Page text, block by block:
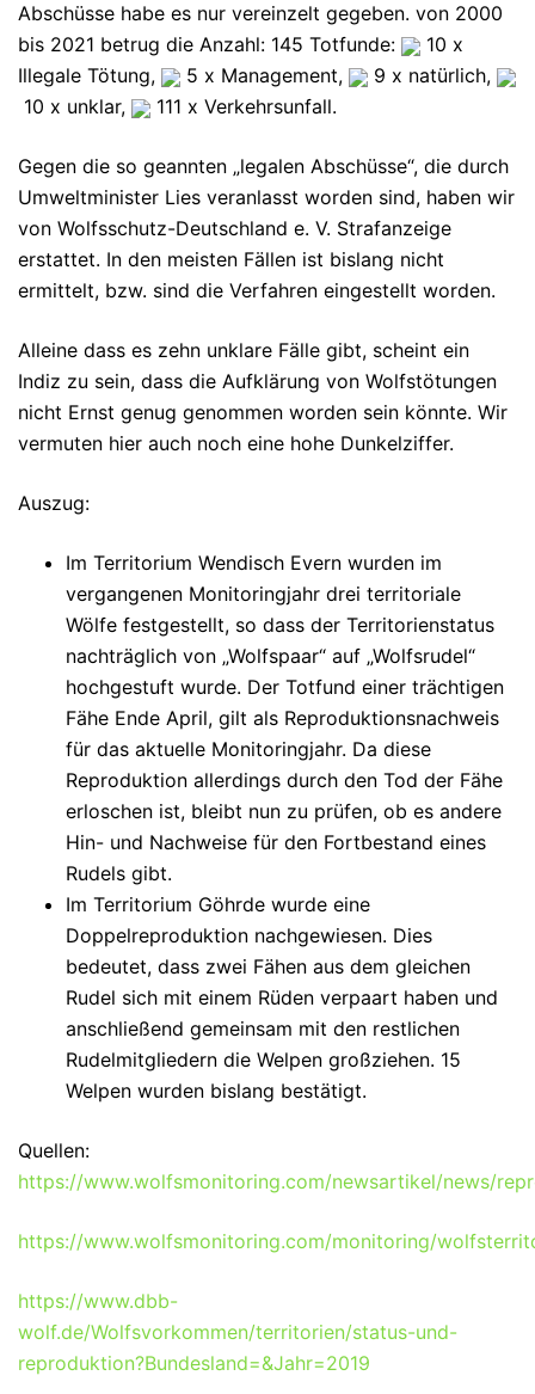
Abschüsse habe es nur vereinzelt gegeben. von 2000
bis 2021 betrug die Anzahl: 145 Totfunde:
10 x
Illegale Tötung,
5 x Management,
9 x natürlich,
10 x unklar,
111 x Verkehrsunfall.
Gegen die so geannten „legalen Abschüsse“, die durch
Umweltminister Lies veranlasst worden sind, haben wir
von Wolfsschutz-Deutschland e. V. Strafanzeige
erstattet. In den meisten Fällen ist bislang nicht
ermittelt, bzw. sind die Verfahren eingestellt worden.
Alleine dass es zehn unklare Fälle gibt, scheint ein
Indiz zu sein, dass die Aufklärung von Wolfstötungen
nicht Ernst genug genommen worden sein könnte. Wir
vermuten hier auch noch eine hohe Dunkelziffer.
Auszug:
Im Territorium Wendisch Evern wurden im
vergangenen Monitoringjahr drei territoriale
Wölfe festgestellt, so dass der Territorienstatus
nachträglich von „Wolfspaar“ auf „Wolfsrudel“
hochgestuft wurde. Der Totfund einer trächtigen
Fähe Ende April, gilt als Reproduktionsnachweis
für das aktuelle Monitoringjahr. Da diese
Reproduktion allerdings durch den Tod der Fähe
erloschen ist, bleibt nun zu prüfen, ob es andere
Hin- und Nachweise für den Fortbestand eines
Rudels gibt.
Im Territorium Göhrde wurde eine
Doppelreproduktion nachgewiesen. Dies
bedeutet, dass zwei Fähen aus dem gleichen
Rudel sich mit einem Rüden verpaart haben und
anschließend gemeinsam mit den restlichen
Rudelmitgliedern die Welpen großziehen. 15
Welpen wurden bislang bestätigt.
Quellen:
https://www.wolfsmonitoring.com/newsartikel/news/
https://www.wolfsmonitoring.com/monitoring/
https://www.dbb-
wolf.de/Wolfsvorkommen/territorien/status-und-
reproduktion?Bundesland=&Jahr=2019